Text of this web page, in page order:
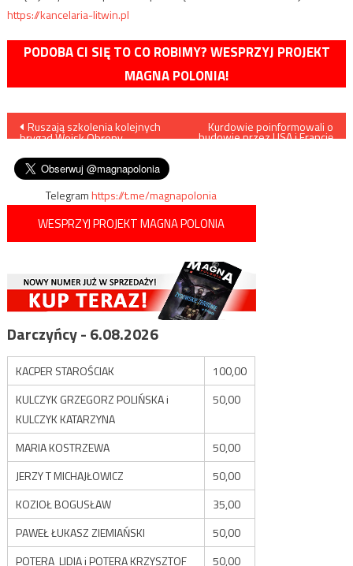
https://kancelaria-litwin.pl
PODOBA CI SIĘ TO CO ROBIMY? WESPRZYJ PROJEKT
MAGNA POLONIA!
Nawigacja
wpisu
Ruszają szkolenia kolejnych
brygad Wojsk Obrony
Kurdowie poinformowali o
budowie przez USA i Francję
Telegramhttps://t.me/magnapolonia
WESPRZYJ PROJEKT MAGNA POLONIA
Darczyńcy - 6.08.2026
KACPER STAROŚCIAK
100,00
KULCZYK GRZEGORZ POLIŃSKA i
KULCZYK KATARZYNA
50,00
MARIA KOSTRZEWA
50,00
JERZY T MICHAJŁOWICZ
50,00
KOZIOŁ BOGUSŁAW
35,00
PAWEŁ ŁUKASZ ZIEMIAŃSKI
50,00
POTERA LIDIA i POTERA KRZYSZTOF
50,00